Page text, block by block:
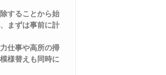
することから始
まずは事前に計
仕事や高所の掃
様替えも同時に